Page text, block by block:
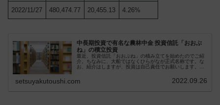
2022/11/27 480,474.77 20,455.13 4.26%
中長期投資で有名な農林中金 投資信託「おおぶ
ね」の積立投資
最近、投資信託「おおぶね」の積み立てを始めたのでご紹
介。ちなみに、大船ではなくひらがなが正式名称です。な
お、紹介はしますが、投資は自己責任でお願いします。投
setsuyakutoushi.com 2022.09.26